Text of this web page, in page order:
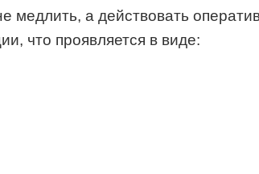
а действовать
что проявляется в виде: